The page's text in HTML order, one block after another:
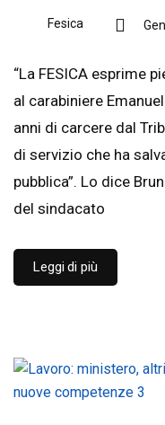
Fesica
“La FESICA esprime
al carabiniere
anni di carcere dal
di servizio che ha
pubblica”. Lo dice
del sindacato
Leggi di più